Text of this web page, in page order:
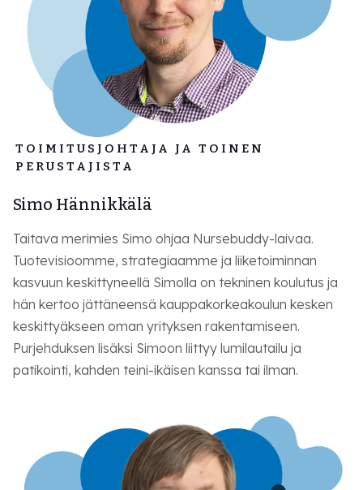
TOIMITUSJOHTAJA JA TOINEN
PERUSTAJISTA
Simo Hännikkälä
Taitava merimies Simo ohjaa Nursebuddy-laivaa.
Tuotevisioomme, strategiaamme ja liiketoiminnan
kasvuun keskittyneellä Simolla on tekninen koulutus ja
hän kertoo jättäneensä kauppakorkeakoulun kesken
keskittyäkseen oman yrityksen rakentamiseen.
Purjehduksen lisäksi Simoon liittyy lumilautailu ja
patikointi, kahden teini-ikäisen kanssa tai ilman.